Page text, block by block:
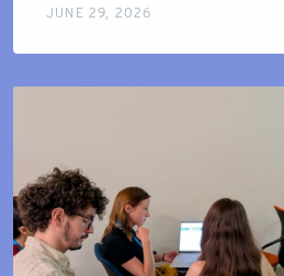
JUNE 29, 2026